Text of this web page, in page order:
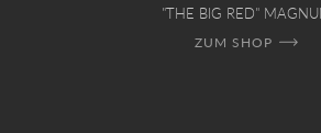
"THE BIG RED"
ZUM SHOP